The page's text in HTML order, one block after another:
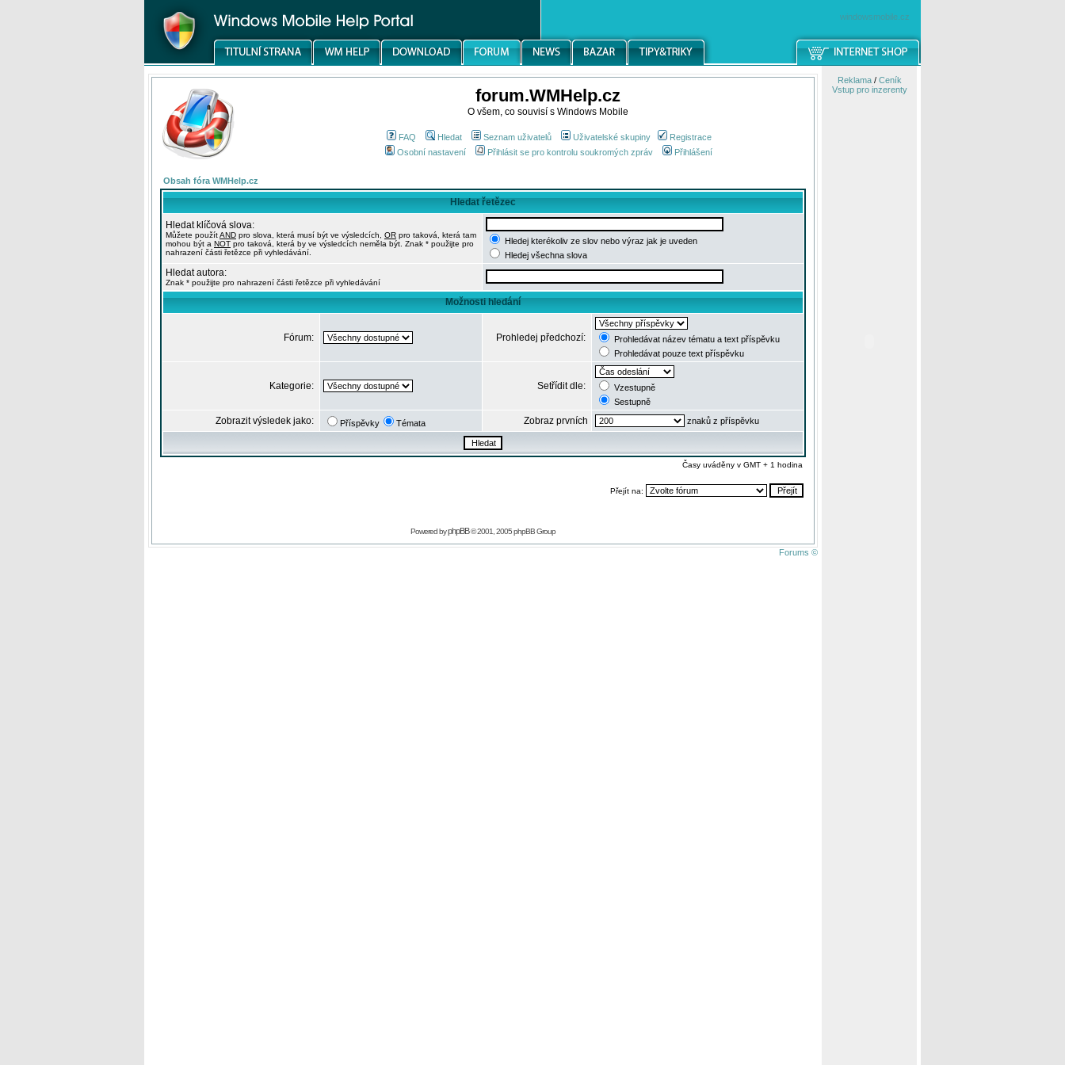
windowsmobile.cz
forum.WMHelp.cz
O všem, co souvisí s Windows Mobile
FAQ Hledat Seznam uživatelů Uživatelské skupiny
Registrace
Osobní nastavení
Přihlásit se pro kontrolu soukromých zpráv Přihlášení
Obsah fóra WMHelp.cz
Hledat řetězec
Hledat klíčová slova:
Můžete použítAND pro slova, která musí být ve výsledcích, OR pro taková, která tam
mohou být a NOT pro taková, která by ve výsledcích neměla být. Znak * použijte pro
nahrazení části řetězce při vyhledávání.
Hledej kterékoliv ze slov nebo výraz jak je uveden
Hledej všechna slova
Hledat autora:
Znak * použijte pro nahrazení části řetězce při vyhledávání
Možnosti hledání
Fórum: Prohledej předchozí:
Prohledávat název tématu a text příspěvku
Prohledávat pouze text příspěvku
Kategorie: Setřídit dle:
Vzestupně
Sestupně
Zobrazit výsledek jako: Příspěvky Témata Zobraz prvních znaků z příspěvku
Časy uváděny v GMT + 1 hodina
Přejít na:
Powered byphpBB© 2001, 2005 phpBB Group
Forums ©
Reklama/ Ceník
Vstup pro inzerenty